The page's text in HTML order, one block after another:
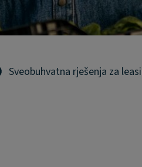
Sveobuhvatna rješenja za